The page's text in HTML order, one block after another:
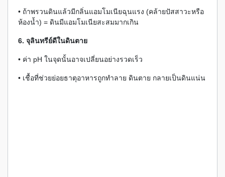
• ถ้าพรวนดินแล้วมีกลิ่นแอมโมเนียฉุนแรง (คล้ายปัสสาวะหรือ
ห้องน้ำ) = ดินมีแอมโมเนียสะสมมากเกิน
6. จุลินทรีย์ดีในดินตาย
• ค่า pH ในจุดนั้นอาจเปลี่ยนอย่างรวดเร็ว
• เชื้อที่ช่วยย่อยธาตุอาหารถูกทำลาย ดินตาย กลายเป็นดินแน่น